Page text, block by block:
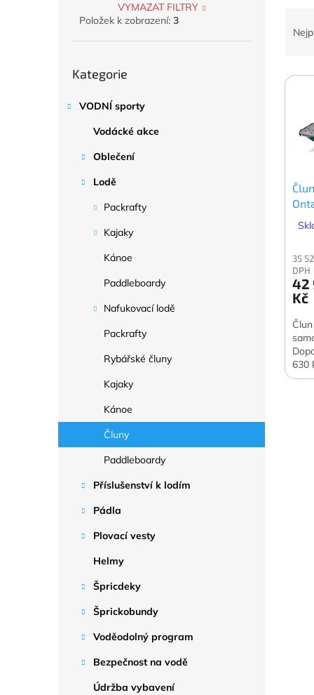
VYMAZAT FILTRY
Položek k zobrazení: 3
kategorie
Kategorie
VODNÍ sporty
Vodácké akce
Oblečení
Lodě
Packrafty
Kajaky
Kánoe
Paddleboardy
Nafukovací lodě
Packrafty
Rybářské čluny
Kajaky
Kánoe
Čluny
Paddleboardy
Příslušenství k lodím
Pádla
Plovací vesty
Helmy
Špricdeky
Šprickobundy
Voděodolný program
Bezpečnost na vodě
Údržba vybavení
n
V
35
DPH
42
Kč
630